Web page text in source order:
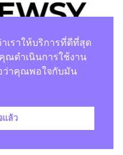
Co., Ltd.
เราให้บริการที่ดีที่สุด
ณดำเนินการใช้งาน
ว่าคุณพอใจกับมัน
แล้ว